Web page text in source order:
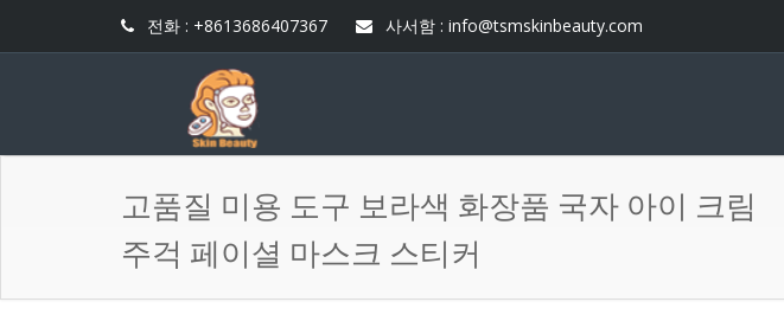
전화 : +8613686407367 사서함 : info@tsmskinbeauty.com
고품질 미용 도구 보라색 화장품 국자 아이 크림
주걱 페이셜 마스크 스티커